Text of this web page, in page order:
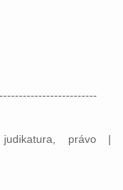
právo |